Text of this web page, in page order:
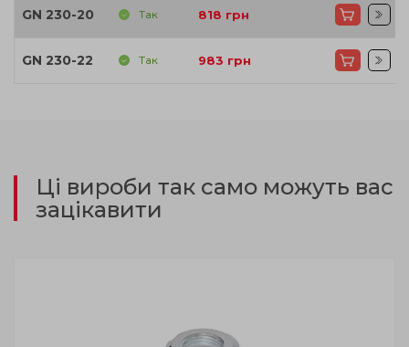
GN 230-20 Так 818 грн
GN 230-22 Так 983 грн
Ці вироби так само можуть вас
зацікавити